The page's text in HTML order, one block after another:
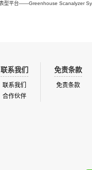
型平台——Greenhouse Scanalyzer
联系我们
联系我们
合作伙伴
免责条款
免责条款